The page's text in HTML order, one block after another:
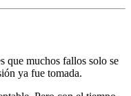
que muchos fallos solo se
ya fue tomada.